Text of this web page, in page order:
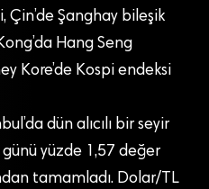
Çin’de Şanghay bileşik
Hang Seng
Kore’de Kospi endeksi
dün alıcılı bir seyir
yüzde 1,57 değer
tamamladı. Dolar/TL